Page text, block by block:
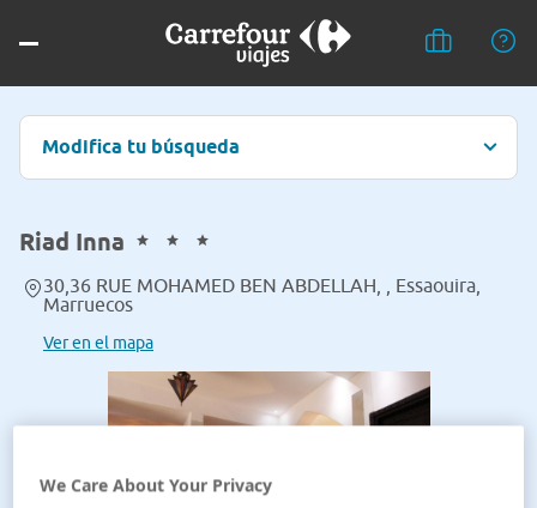
Modifica tu búsqueda
Riad Inna
30,36 RUE MOHAMED BEN ABDELLAH, , Essaouira,
Marruecos
Ver en el mapa
We Care About Your Privacy